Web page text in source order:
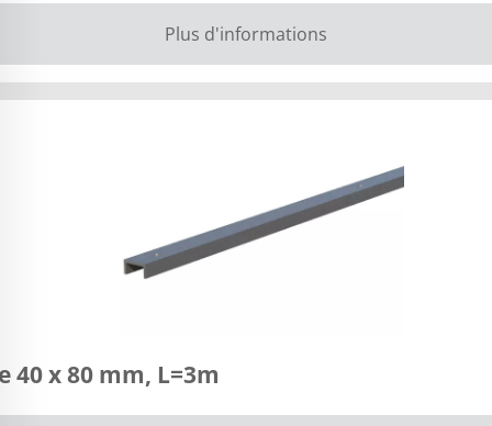
Plus d'informations
x 80 mm, L=3m